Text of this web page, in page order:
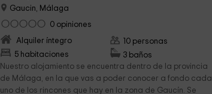
Gaucin, Málaga
0 opiniones
Alquiler íntegro
5 habitaciones
10 personas
3 baños
Nuestro alojamiento se encuentra dentro de la provincia
de Málaga, en la que vas a poder conocer a fondo cada
uno de los rincones que hay en la zona de Gaucín. Se